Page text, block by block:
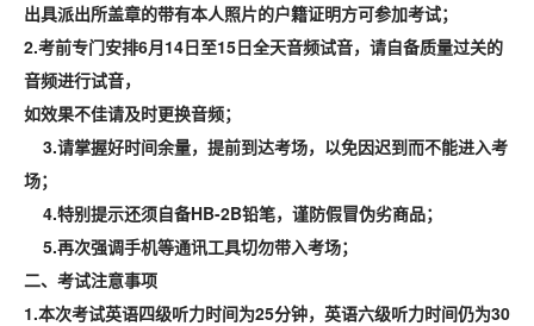
出具派出所盖章的带有本人照片的户籍证明方可参加考试；
2.考前专门安排6月14日至15日全天音频试音，请自备质量过关的
音频进行试音，
如效果不佳请及时更换音频；
3.请掌握好时间余量，提前到达考场，以免因迟到而不能进入考
场；
4.特别提示还须自备HB-2B铅笔，谨防假冒伪劣商品；
5.再次强调手机等通讯工具切勿带入考场；
二、考试注意事项
1.本次考试英语四级听力时间为25分钟，英语六级听力时间仍为30